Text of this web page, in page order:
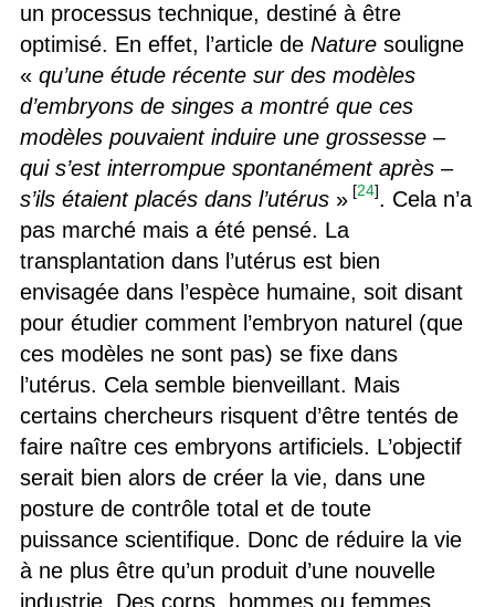
un processus technique, destiné à être
optimisé. En effet, l’article de Naturesouligne
« qu’une étude récente sur des modèles
d’embryons de singes a montré que ces
modèles pouvaient induire une grossesse –
qui s’est interrompue spontanément après –
s’ils étaient placés dans l’utérus» [24]. Cela n’a
pas marché mais a été pensé. La
transplantation dans l’utérus est bien
envisagée dans l’espèce humaine, soit disant
pour étudier comment l’embryon naturel (que
ces modèles ne sont pas) se fixe dans
l’utérus. Cela semble bienveillant. Mais
certains chercheurs risquent d’être tentés de
faire naître ces embryons artificiels. L’objectif
serait bien alors de créer la vie, dans une
posture de contrôle total et de toute
puissance scientifique. Donc de réduire la vie
à ne plus être qu’un produit d’une nouvelle
industrie. Des corps, hommes ou femmes,